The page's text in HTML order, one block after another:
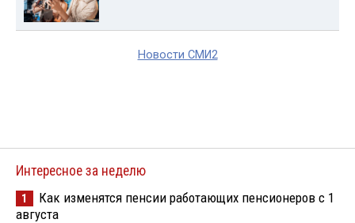
Новости СМИ2
Интересное за неделю
1
Как изменятся пенсии работающих пенсионеров с 1
августа